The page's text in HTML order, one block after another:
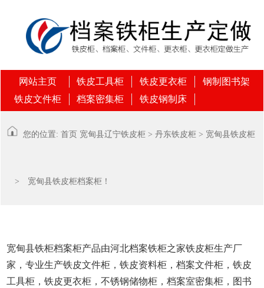
网站主页 铁皮工具柜 铁皮更衣柜
钢制图书架
铁皮文件柜
档案密集柜 铁皮钢制床
您的位置: 首页 宽甸县辽宁铁皮柜 > 丹东铁皮柜 > 宽甸县铁皮柜
> 宽甸县铁皮柜档案柜！
宽甸县铁柜档案柜产品由河北档案铁柜之家铁皮柜生产厂
家，专业生产铁皮文件柜，铁皮资料柜，档案文件柜，铁皮
工具柜，铁皮更衣柜，不锈钢储物柜，档案室密集柜，图书